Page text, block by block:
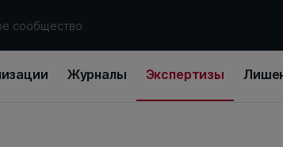
сообщество
Журналы Экспертизы